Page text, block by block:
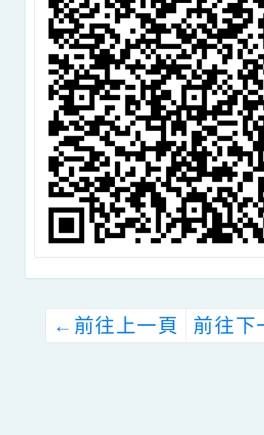
語生
畫」
工
← 前往上一頁 前往下